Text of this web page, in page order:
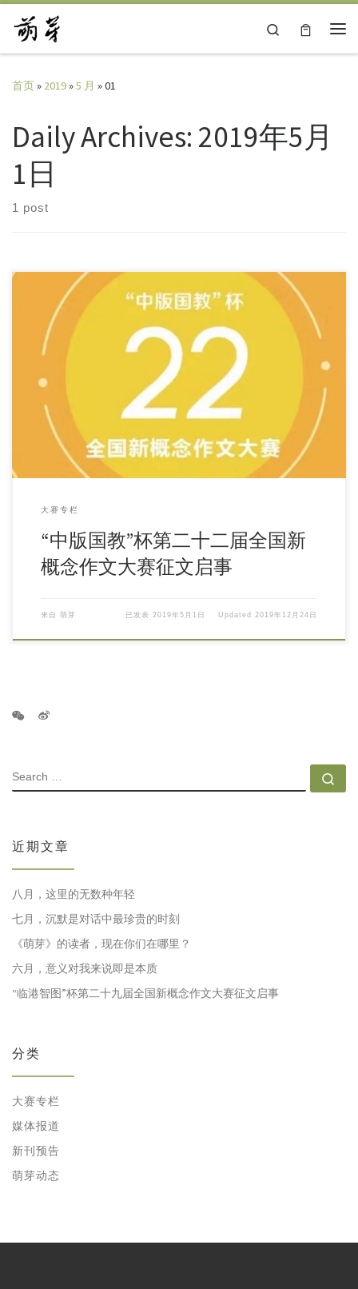
Skip to content
Search
首页» 2019»5 月 »01
Daily Archives: 2019年5月
1日
1 post
大赛专栏
“中版国教”杯第二十二届全国新
概念作文大赛征文启事
来自 萌芽 已发表 2019年5月1日 Updated 2019年12月24日
SEARCH
近期文章
八月，这里的无数种年轻
七月，沉默是对话中最珍贵的时刻
《萌芽》的读者，现在你们在哪里？
六月，意义对我来说即是本质
“临港智图”杯第二十九届全国新概念作文大赛征文启事
分类
大赛专栏
媒体报道
新刊预告
萌芽动态